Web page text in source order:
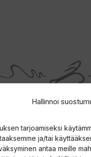
Hallinnoi
tarjoamiseksi
ja/tai
antaa meille